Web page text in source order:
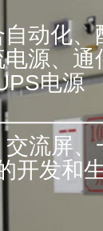
产品中心
客服中心
人力资源
Language
动化、
源、通
电源
流屏、
开发和